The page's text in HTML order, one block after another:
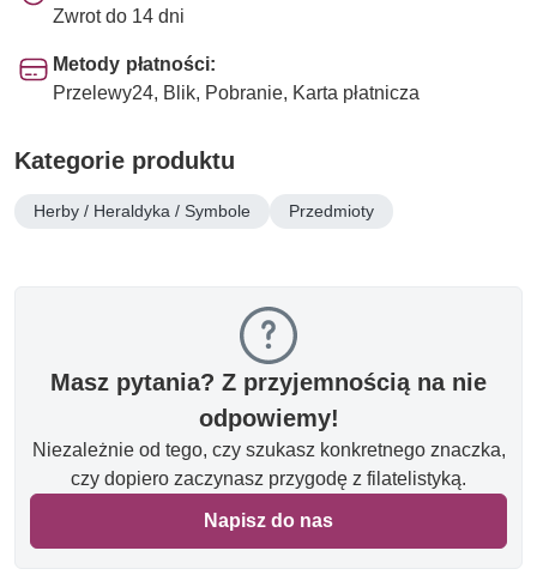
Zwrot do 14 dni
Metody płatności:
Przelewy24, Blik, Pobranie, Karta płatnicza
Kategorie produktu
Herby / Heraldyka / Symbole Przedmioty
Masz pytania? Z przyjemnością na nie
odpowiemy!
Niezależnie od tego, czy szukasz konkretnego znaczka,
czy dopiero zaczynasz przygodę z filatelistyką.
Napisz do nas